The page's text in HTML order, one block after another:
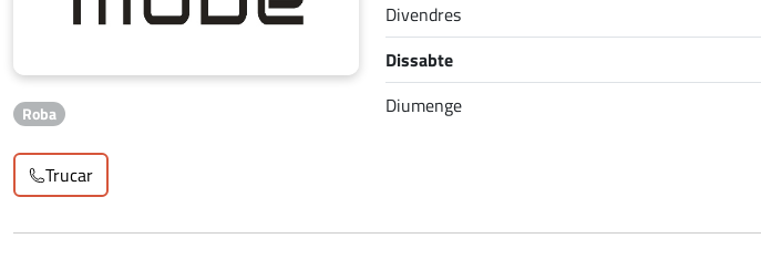
Roba
Trucar
Divendres
Dissabte
Diumenge